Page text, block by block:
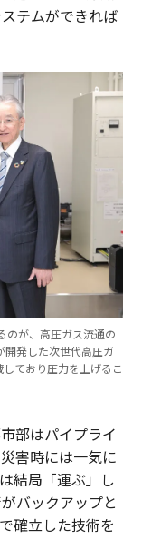
テムができれば
のが、高圧ガス流通の
開発した次世代高圧ガ
ており圧力を上げるこ
部はパイプライ
害時には一気に
結局「運ぶ」し
バックアップと
確立した技術を